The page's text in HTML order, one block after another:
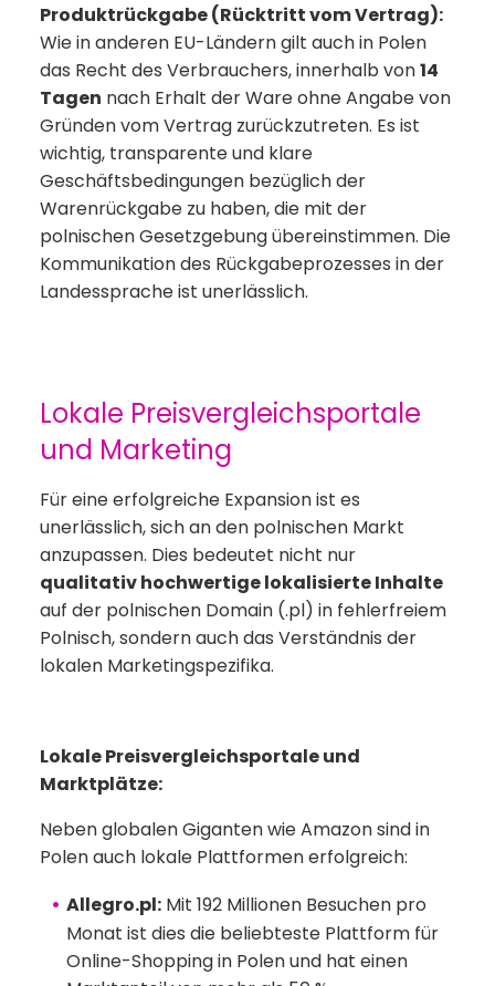
Produktrückgabe (Rücktritt vom Vertrag):
Wie in anderen EU-Ländern gilt auch in Polen
das Recht des Verbrauchers, innerhalb von14
Tagen nach Erhalt der Ware ohne Angabe von
Gründen vom Vertrag zurückzutreten. Es ist
wichtig, transparente und klare
Geschäftsbedingungen bezüglich der
Warenrückgabe zu haben, die mit der
polnischen Gesetzgebung übereinstimmen. Die
Kommunikation des Rückgabeprozesses in der
Landessprache ist unerlässlich.
Lokale Preisvergleichsportale
und Marketing
Für eine erfolgreiche Expansion ist es
unerlässlich, sich an den polnischen Markt
anzupassen. Dies bedeutet nicht nur
qualitativ hochwertige lokalisierte Inhalte
auf der polnischen Domain (.pl) in fehlerfreiem
Polnisch, sondern auch das Verständnis der
lokalen Marketingspezifika.
Lokale Preisvergleichsportale und
Marktplätze:
Neben globalen Giganten wie Amazon sind in
Polen auch lokale Plattformen erfolgreich:
Allegro.pl:Mit 192 Millionen Besuchen pro
Monat ist dies die beliebteste Plattform für
Online-Shopping in Polen und hat einen